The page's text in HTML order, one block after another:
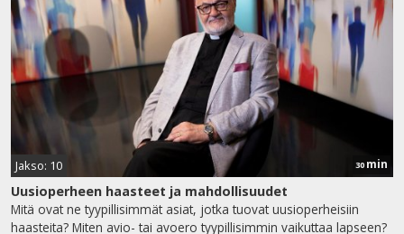
Jakso: 10 30 min
Uusioperheen haasteet ja mahdollisuudet
Mitä ovat ne tyypillisimmät asiat, jotka tuovat uusioperheisiin
haasteita? Miten avio- tai avoero tyypillisimmin vaikuttaa lapseen?